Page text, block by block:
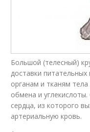
Большой (телесный)
доставки
органам и тканям
обмена и
сердца, из которого
артериальную кровь.